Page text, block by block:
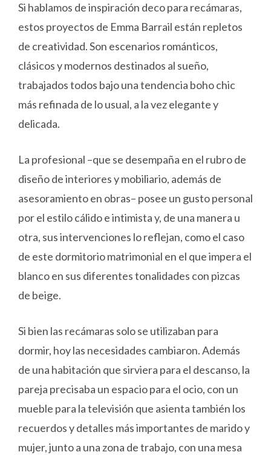
Si hablamos de inspiración deco para recámaras,
estos proyectos de Emma Barrail están repletos
de creatividad. Son escenarios románticos,
clásicos y modernos destinados al sueño,
trabajados todos bajo una tendencia boho chic
más refinada de lo usual, a la vez elegante y
delicada.
La profesional –que se desempaña en el rubro de
diseño de interiores y mobiliario, además de
asesoramiento en obras– posee un gusto personal
por el estilo cálido e intimista y, de una manera u
otra, sus intervenciones lo reflejan, como el caso
de este dormitorio matrimonial en el que impera el
blanco en sus diferentes tonalidades con pizcas
de beige.
Si bien las recámaras solo se utilizaban para
dormir, hoy las necesidades cambiaron. Además
de una habitación que sirviera para el descanso, la
pareja precisaba un espacio para el ocio, con un
mueble para la televisión que asienta también los
recuerdos y detalles más importantes de marido y
mujer, junto a una zona de trabajo, con una mesa